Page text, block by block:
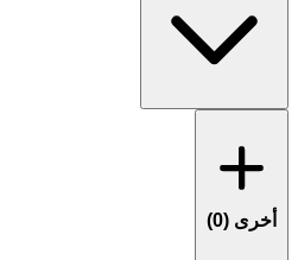
أخرى (0
)